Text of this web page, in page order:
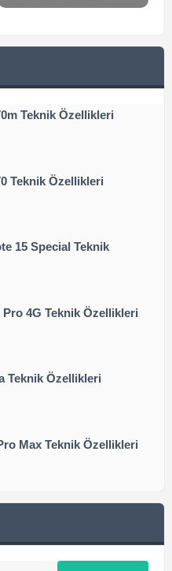
Teknik Özellikleri
Teknik Özellikleri
15 Special Teknik
4G Teknik Özellikleri
Teknik Özellikleri
Max Teknik Özellikleri